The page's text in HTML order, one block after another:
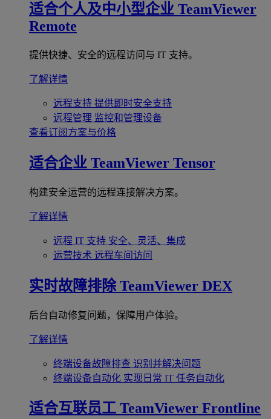
适合个人及中小型企业 TeamViewer
Remote
提供快捷、安全的远程访问与 IT 支持。
了解详情
远程支持 提供即时安全支持
远程管理 监控和管理设备
查看订阅方案与价格
适合企业 TeamViewer Tensor
构建安全运营的远程连接解决方案。
了解详情
远程 IT 支持 安全、灵活、集成
运营技术 远程车间访问
实时故障排除 TeamViewer DEX
后台自动修复问题，保障用户体验。
了解详情
终端设备故障排查 识别并解决问题
终端设备自动化 实现日常 IT 任务自动化
适合互联员工 TeamViewer Frontline